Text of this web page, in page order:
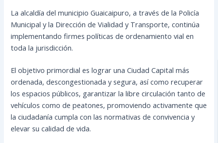
La alcaldía del municipio Guaicaipuro, a través de la Policía
Municipal y la Dirección de Vialidad y Transporte, continúa
implementando firmes políticas de ordenamiento vial en
toda la jurisdicción.
El objetivo primordial es lograr una Ciudad Capital más
ordenada, descongestionada y segura, así como recuperar
los espacios públicos, garantizar la libre circulación tanto de
vehículos como de peatones, promoviendo activamente que
la ciudadanía cumpla con las normativas de convivencia y
elevar su calidad de vida.